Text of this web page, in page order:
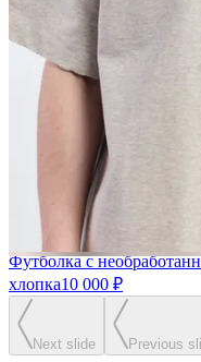
Футболка с
хлопка10 000 ₽
Next slide Previous